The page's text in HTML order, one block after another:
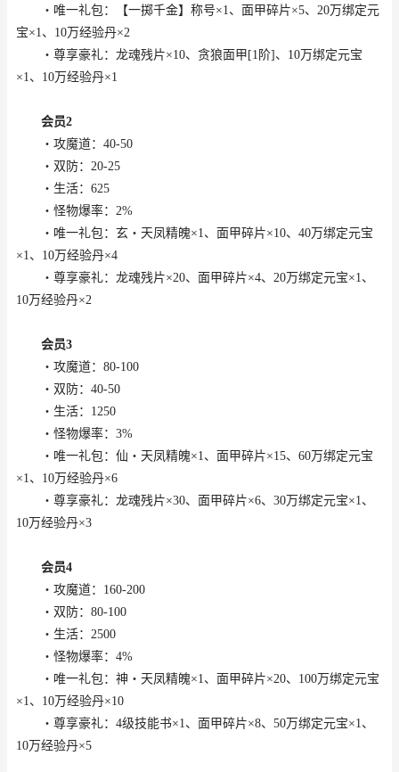
・唯一礼包：【一掷千金】称号×1、面甲碎片×5、20万绑定元
宝×1、10万经验丹×2
・尊享豪礼：龙魂残片×10、贪狼面甲[1阶]、10万绑定元宝
×1、10万经验丹×1
会员2
・攻魔道：40-50
・双防：20-25
・生活：625
・怪物爆率：2%
・唯一礼包：玄・天凤精魄×1、面甲碎片×10、40万绑定元宝
×1、10万经验丹×4
・尊享豪礼：龙魂残片×20、面甲碎片×4、20万绑定元宝×1、
10万经验丹×2
会员3
・攻魔道：80-100
・双防：40-50
・生活：1250
・怪物爆率：3%
・唯一礼包：仙・天凤精魄×1、面甲碎片×15、60万绑定元宝
×1、10万经验丹×6
・尊享豪礼：龙魂残片×30、面甲碎片×6、30万绑定元宝×1、
10万经验丹×3
会员4
・攻魔道：160-200
・双防：80-100
・生活：2500
・怪物爆率：4%
・唯一礼包：神・天凤精魄×1、面甲碎片×20、100万绑定元宝
×1、10万经验丹×10
・尊享豪礼：4级技能书×1、面甲碎片×8、50万绑定元宝×1、
10万经验丹×5